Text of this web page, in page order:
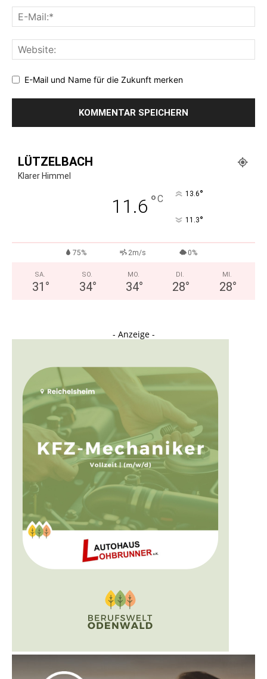
E-Mail und Name für die Zukunft merken
LÜTZELBACH
Klarer Himmel
11.6 °C 13.6°
11.3°
75% 2m/s 0%
SA.
31 °
SO.
34°
MO.
34°
DI.
28°
MI.
28°
- Anzeige -